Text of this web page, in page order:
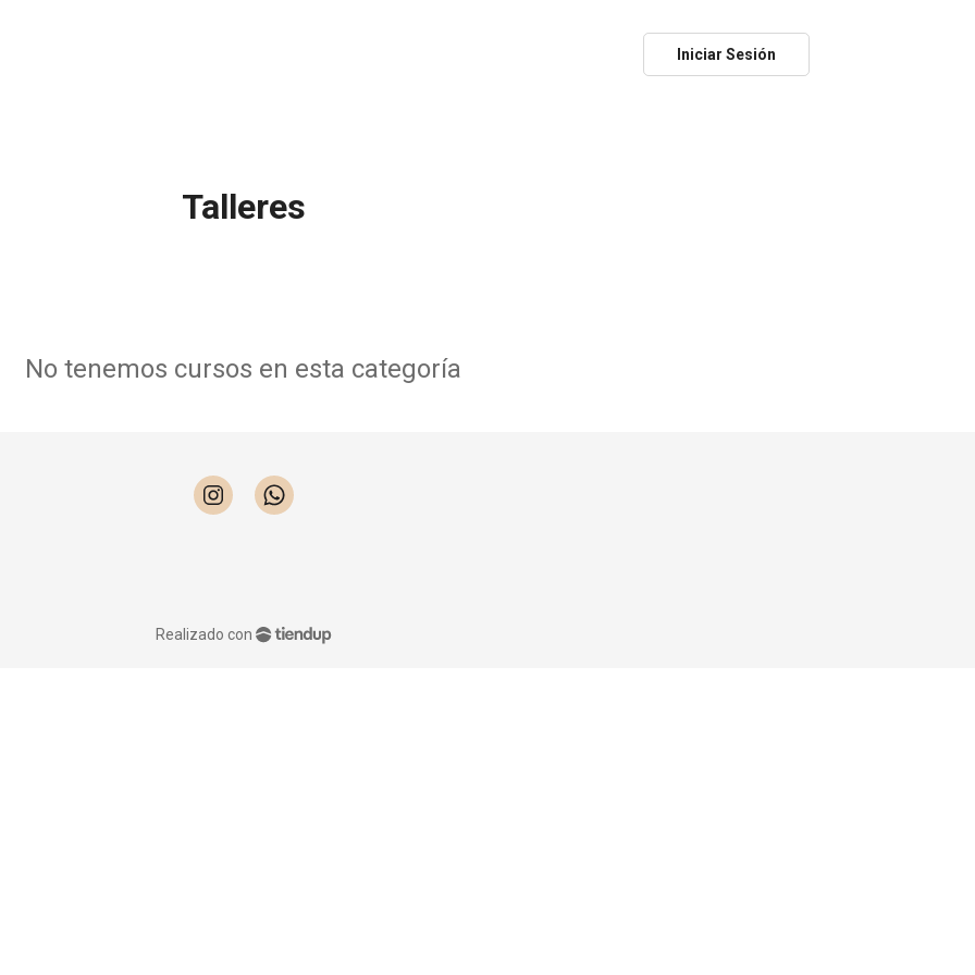
Iniciar Sesión
Talleres
No tenemos cursos en esta categoría
Realizado con